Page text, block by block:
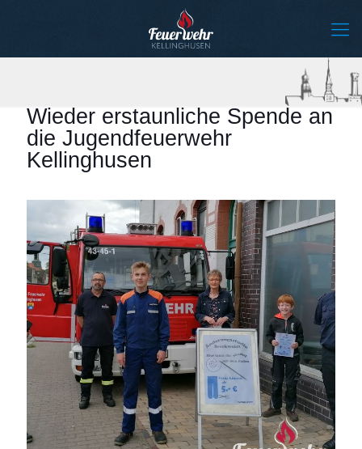
Wieder erstaunliche Spende an
die Jugendfeuerwehr
Kellinghusen